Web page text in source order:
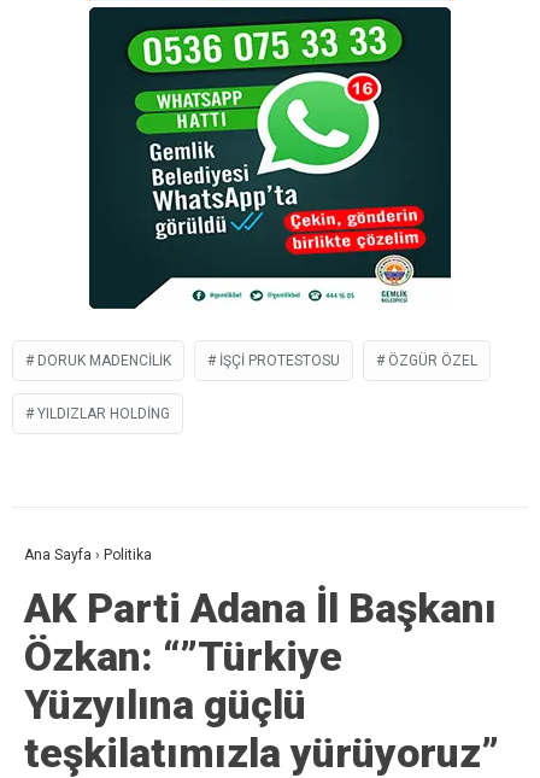
DORUK MADENCILIK İŞÇI PROTESTOSU ÖZGÜR ÖZEL
YILDIZLAR HOLDING
Ana Sayfa › Politika
AK Parti Adana İl Başkanı
Özkan: “”Türkiye
Yüzyılına güçlü
teşkilatımızla yürüyoruz”